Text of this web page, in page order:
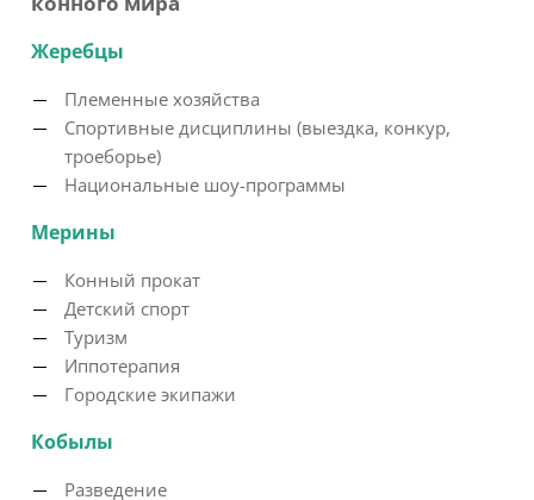
Жеребцы
Племенные хозяйства
Спортивные дисциплины (выездка, конкур,
троеборье)
Национальные шоу-программы
Мерины
Конный прокат
Детский спорт
Туризм
Иппотерапия
Городские экипажи
Кобылы
Разведение